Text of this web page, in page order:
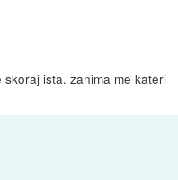
ista. zanima me kateri